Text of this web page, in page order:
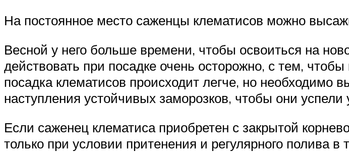
На постоянное место саженцы клематисов можно
Весной у него больше времени, чтобы освоиться на
действовать при посадке очень осторожно, с тем,
посадка клематисов происходит легче, но необходимо
наступления устойчивых заморозков, чтобы они успели
Если саженец клематиса приобретен с закрытой
только при условии притенения и регулярного полива